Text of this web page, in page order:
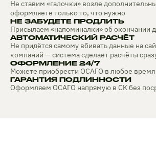
Не ставим «галочки» возле
оформляете только то, что нужно
НЕ ЗАБУДЕТЕ ПРОДЛИТЬ
Присылаем «напоминалки» об окончании
АВТОМАТИЧЕСКИЙ РАСЧЁТ
Не придётся самому вбивать данные на
компаний — система сделает расчёты
ОФОРМЛЕНИЕ 24/7
Можете приобрести ОСАГО в любое время
ГАРАНТИЯ ПОДЛИННОСТИ
Оформляем ОСАГО напрямую в СК без